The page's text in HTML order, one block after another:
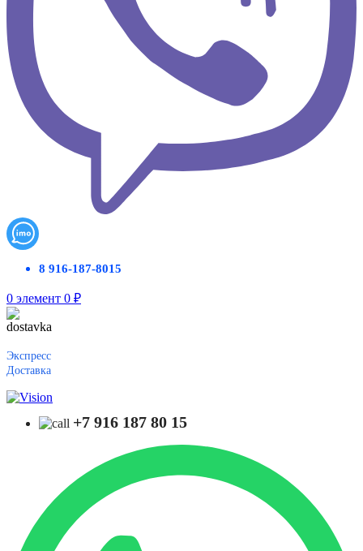
8 916-187-8015
0 элемент 0 ₽
Экспресс
Доставка
+7 916 187 80 15